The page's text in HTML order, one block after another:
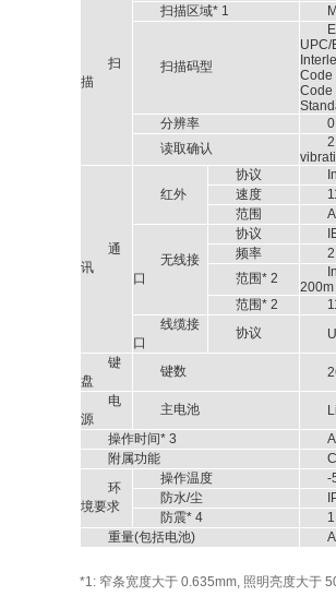
扫
描
扫描区域* 1
扫描码型
UPC/
Code
Code
分辨率
读取确认
通
讯
红外
协议
速度
范围
无线接
口
协议
频率
范围* 2
200m
范围* 2
线缆接
口
协议
键
盘
键数
电
源
主电池
操作时间* 3
附属功能
环
境要求
操作温度
-
防水/尘
防震* 4
重量(包括电池)
*1: 窄条宽度大于 0.635mm, 照明亮度大于